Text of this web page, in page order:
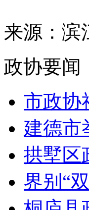
来源：
政协要闻
市政协
建德市
拱墅区
界别“